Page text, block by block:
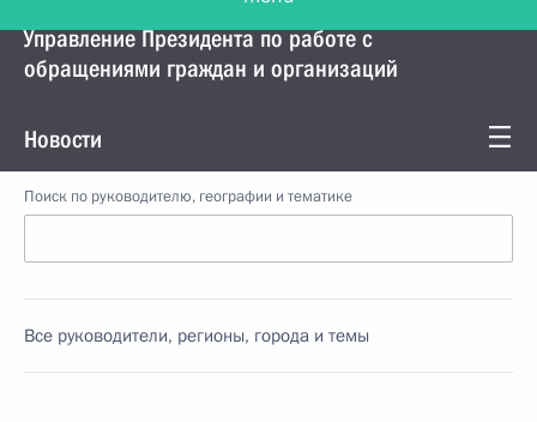
Управление Президента по работе с
обращениями граждан и организаций
Новости
Поиск по руководителю, географии и тематике
Все руководители, регионы, города и темы